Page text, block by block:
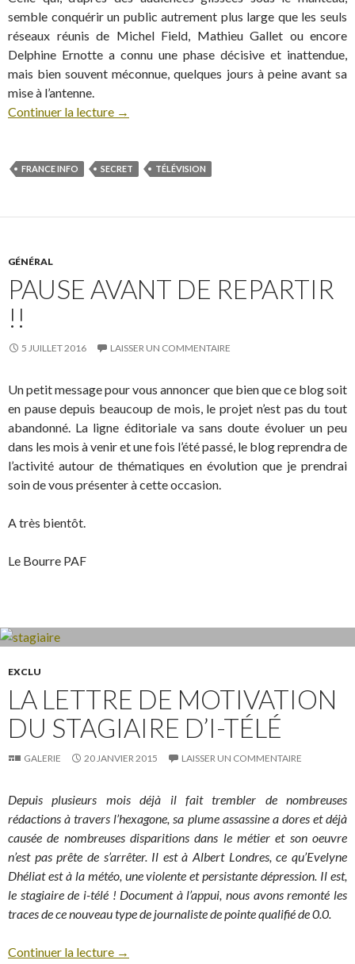
semble conquérir un public autrement plus large que les seuls
réseaux réunis de Michel Field, Mathieu Gallet ou encore
Delphine Ernotte a connu une phase décisive et inattendue,
mais bien souvent méconnue, quelques jours à peine avant sa
mise à l’antenne.
Continuer la lecture →
FRANCE INFO SECRET TÉLÉVISION
GÉNÉRAL
PAUSE AVANT DE REPARTIR
!!
5 JUILLET 2016 LAISSER UN COMMENTAIRE
Un petit message pour vous annoncer que bien que ce blog soit
en pause depuis beaucoup de mois, le projet n’est pas du tout
abandonné. La ligne éditoriale va sans doute évoluer un peu
dans les mois à venir et une fois l’été passé, le blog reprendra de
l’activité autour de thématiques en évolution que je prendrai
soin de vous présenter à cette occasion.
A très bientôt.
Le Bourre PAF
EXCLU
LA LETTRE DE MOTIVATION
DU STAGIAIRE D’I-TÉLÉ
GALERIE 20 JANVIER 2015 LAISSER UN COMMENTAIRE
Depuis plusieurs mois déjà il fait trembler de nombreuses
rédactions à travers l’hexagone, sa plume assassine a dores et déjà
causée de nombreuses disparitions dans le métier et son oeuvre
n’est pas prête de s’arrêter. Il est à Albert Londres, ce qu’Evelyne
Dhéliat est à la météo, une violente et persistante dépression. Il est,
le stagiaire de i-télé ! Document à l’appui, nous avons remonté les
traces de ce nouveau type de journaliste de pointe qualifié de 0.0.
Continuer la lecture →